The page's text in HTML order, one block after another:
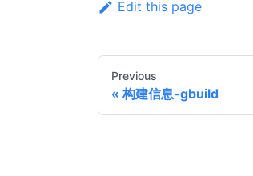
Edit this page
Previous
构建信息-gbuild